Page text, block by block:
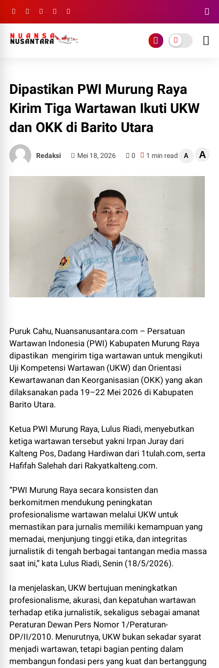
Dipastikan PWI Murung Raya
Kirim Tiga Wartawan Ikuti UKW
dan OKK di Barito Utara
Redaksi Mei 18, 2026 0 1 min read A A
Puruk Cahu, Nuansanusantara.com – Persatuan
Wartawan Indonesia (PWI) Kabupaten Murung Raya
dipastikan mengirim tiga wartawan untuk mengikuti
Uji Kompetensi Wartawan (UKW) dan Orientasi
Kewartawanan dan Keorganisasian (OKK) yang akan
dilaksanakan pada 19–22 Mei 2026 di Kabupaten
Barito Utara.
Ketua PWI Murung Raya, Lulus Riadi, menyebutkan
ketiga wartawan tersebut yakni Irpan Juray dari
Kalteng Pos, Dadang Hardiwan dari 1tulah.com, serta
Hafifah Salehah dari Rakyatkalteng.com.
“PWI Murung Raya secara konsisten dan
berkomitmen mendukung peningkatan
profesionalisme wartawan melalui UKW untuk
memastikan para jurnalis memiliki kemampuan yang
memadai, menjunjung tinggi etika, dan integritas
jurnalistik di tengah berbagai tantangan media massa
saat ini,” kata Lulus Riadi, Senin (18/5/2026).
Ia menjelaskan, UKW bertujuan meningkatkan
profesionalisme, akurasi, dan kepatuhan wartawan
terhadap etika jurnalistik, sekaligus sebagai amanat
Peraturan Dewan Pers Nomor 1/Peraturan-
DP/II/2010. Menurutnya, UKW bukan sekadar syarat
menjadi wartawan, tetapi bagian penting dalam
membangun fondasi pers yang kuat dan bertanggung